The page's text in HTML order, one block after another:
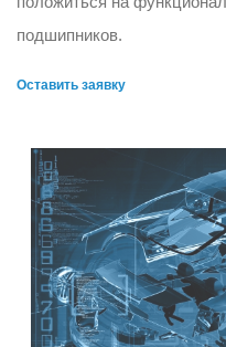
подшипников.
Оставить заявку